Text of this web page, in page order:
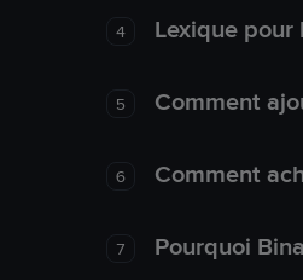
4 Lexique
5 Comment
6 Comment
7 Pourquoi